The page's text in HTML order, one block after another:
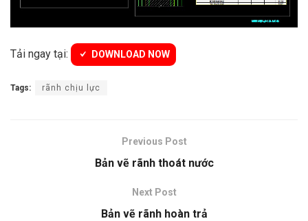
Tải ngay tại: DOWNLOAD NOW
Tags: rãnh chịu lực
Previous Post
Bản vẽ rãnh thoát nước
Next Post
Bản vẽ rãnh hoàn trả